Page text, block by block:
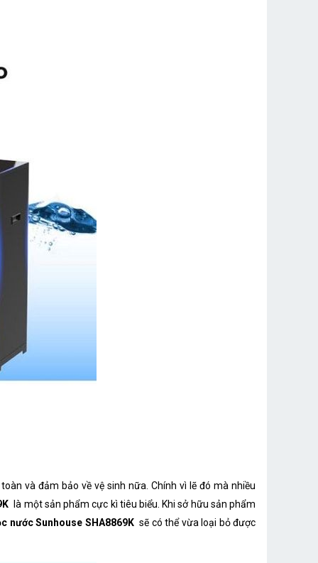
và đảm bảo về vệ sinh nữa. Chính vì lẽ đó mà nhiều
là một sản phẩm cực kì tiêu biểu. Khi sở hữu sản phẩm
nước Sunhouse SHA8869K sẽ có thể vừa loại bỏ được